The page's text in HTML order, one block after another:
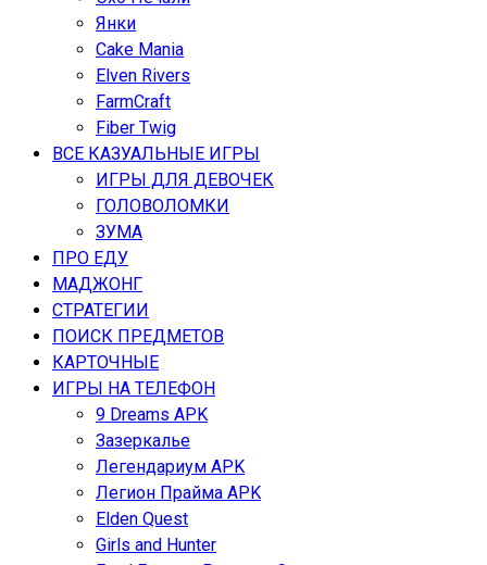
Янки
Cake Mania
Elven Rivers
FarmCraft
Fiber Twig
ВСЕ КАЗУАЛЬНЫЕ ИГРЫ
ИГРЫ ДЛЯ ДЕВОЧЕК
ГОЛОВОЛОМКИ
ЗУМА
ПРО ЕДУ
МАДЖОНГ
СТРАТЕГИИ
ПОИСК ПРЕДМЕТОВ
КАРТОЧНЫЕ
ИГРЫ НА ТЕЛЕФОН
9 Dreams APK
Зазеркалье
Легендариум APK
Легион Прайма APK
Elden Quest
Girls and Hunter